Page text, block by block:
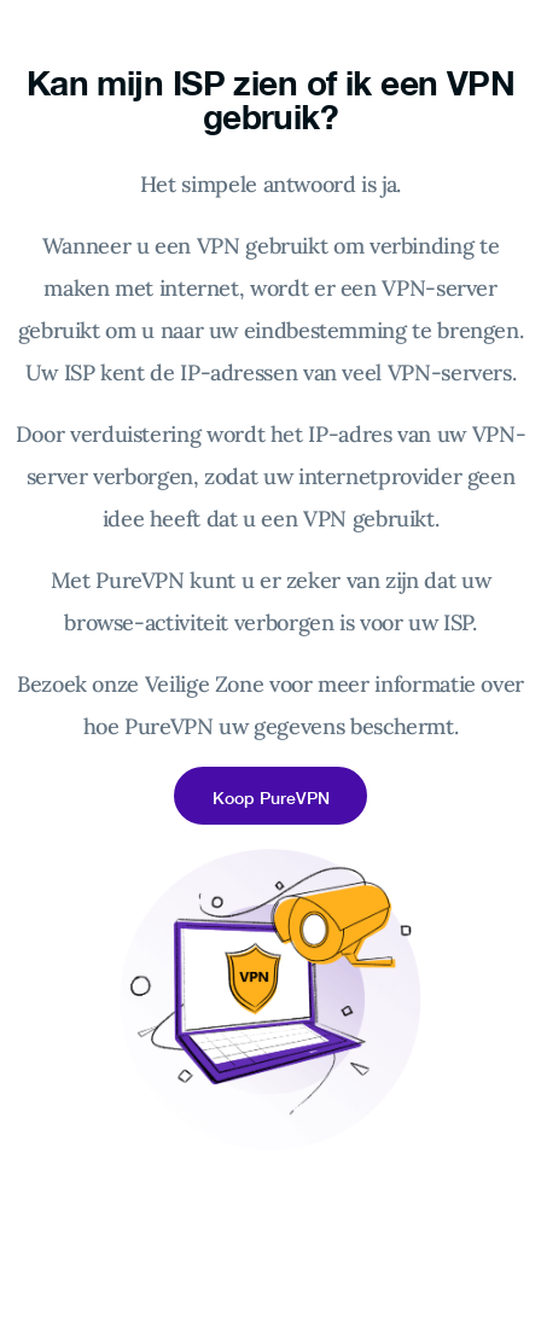
Kan mijn ISP zien of ikeen VPN
gebruik?
Het simpele antwoord is ja.
Wanneer u een VPN gebruikt om verbinding te
maken met internet, wordt er een VPN-server
gebruikt om u naar uw eindbestemming te brengen.
Uw ISP kent de IP-adressen van veel VPN-servers.
Door verduistering wordt het IP-adres van uw VPN-
server verborgen, zodat uw internetprovider geen
idee heeft dat u een VPN gebruikt.
Met PureVPN kunt u er zeker van zijn dat uw
browse-activiteit verborgen is voor uw ISP.
Bezoek onze Veilige Zone voor meer informatie over
hoe PureVPN uw gegevens beschermt.
Koop PureVPN